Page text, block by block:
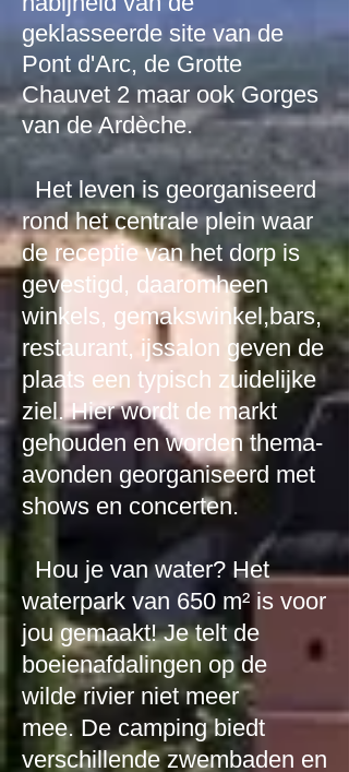
geklasseerde site van de
Pont d'Arc, de Grotte
Chauvet 2 maar ook Gorges
van de Ardèche.
Het leven is georganiseerd
rond het centrale plein waar
de receptie van het dorp is
gevestigd, daaromheen
winkels, gemakswinkel,bars,
restaurant, ijssalon geven de
plaats een typisch zuidelijke
ziel. Hier wordt de markt
gehouden en worden thema-
avonden georganiseerd met
shows en concerten.
Hou je van water? Het
waterpark van 650 m² is voor
jou gemaakt! Je telt de
boeienafdalingen op de
wilde rivier niet meer
mee. De camping biedt
verschillende zwembaden en